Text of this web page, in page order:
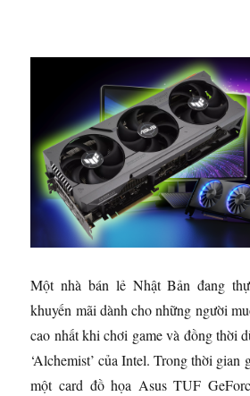
Một nhà bán lẻ Nhật Bản đang
khuyến mãi dành cho những người
cao nhất khi chơi game và đồng thời
‘Alchemist’ của Intel. Trong thời gian
một card đồ họa Asus TUF